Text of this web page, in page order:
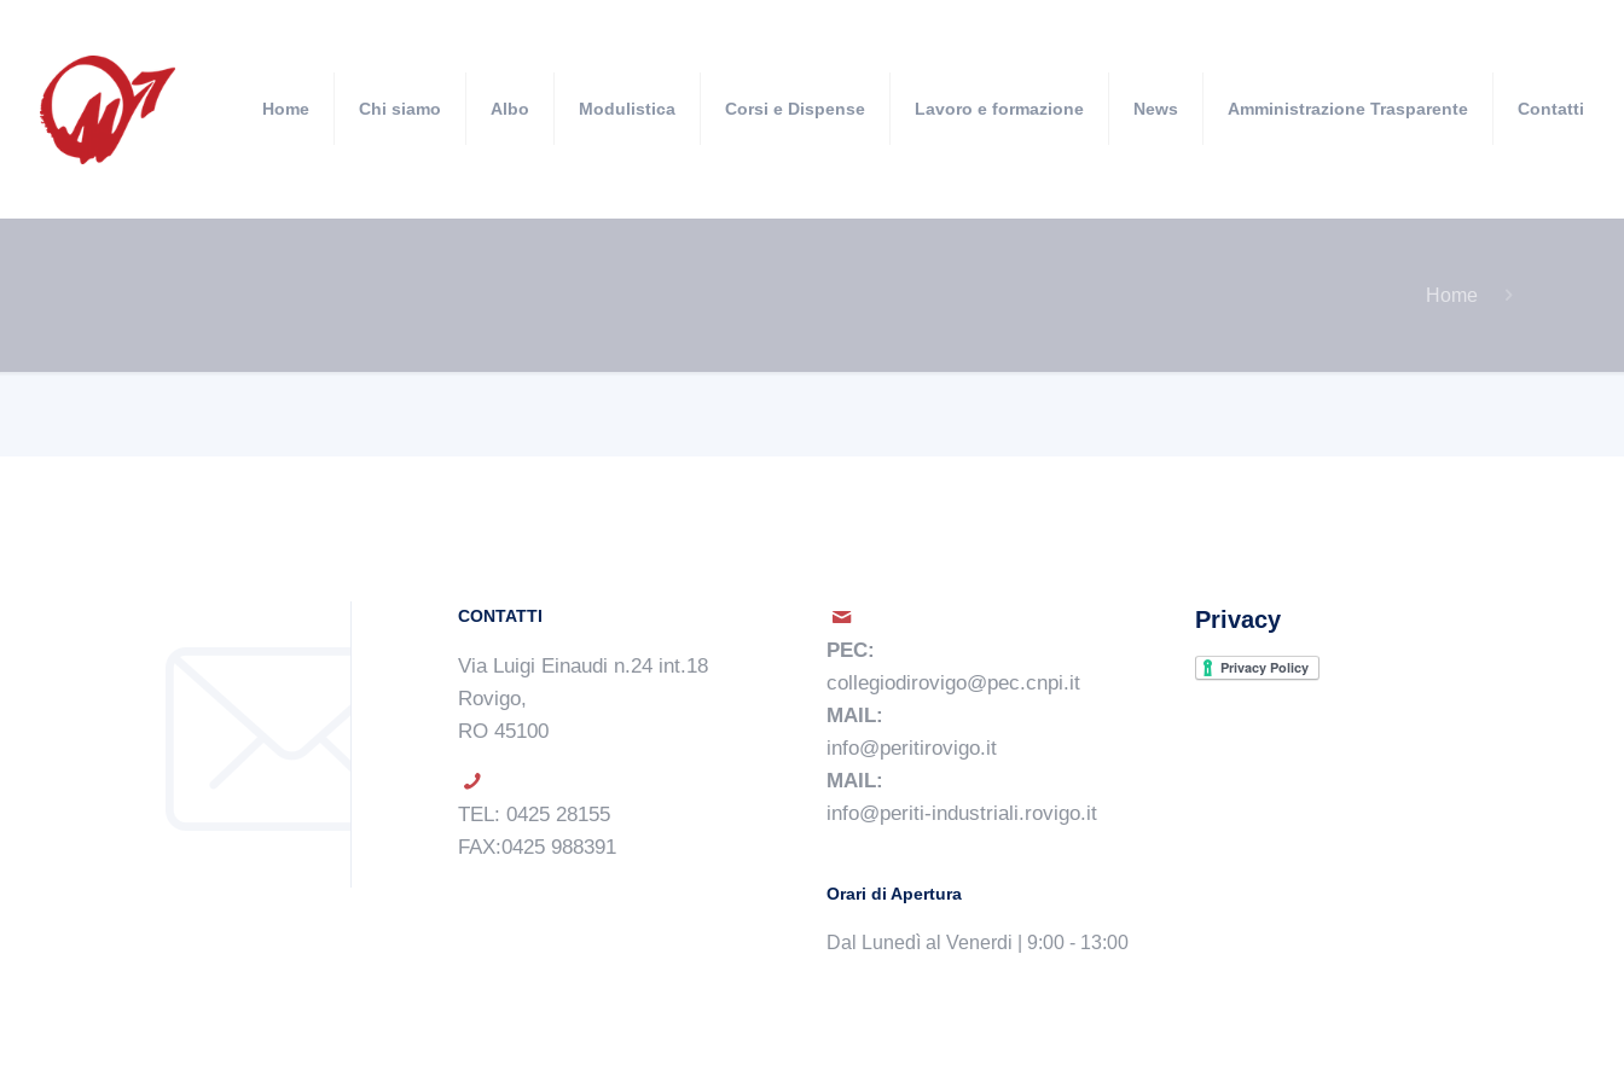
Home Chi siamo Albo Modulistica Corsi e Dispense Lavoro e formazione News Amministrazione Trasparente Contatti
Home
CONTATTI
Via Luigi Einaudi n.24 int.18
Rovigo,
RO 45100
TEL: 0425 28155
FAX:0425 988391
PEC:
collegiodirovigo@pec.cnpi.it
MAIL:
info@peritirovigo.it
MAIL:
info@periti-industriali.rovigo.it
Orari di Apertura
Dal Lunedì al Venerdi | 9:00 - 13:00
Privacy